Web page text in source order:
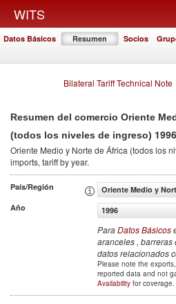
WITS
Datos Básicos Resumen Socios
Bilateral Tariff Technical Note
Resumen del comercio Oriente
(todos los niveles de ingreso) 1996
Oriente Medio y Norte de África (todos los
imports, tariff by year.
País/Región
Oriente Medio y
Año
1996
ParaDatos Básicos
aranceles ,
datos relacionados
Please note the
reported data and not
Availability for coverage.